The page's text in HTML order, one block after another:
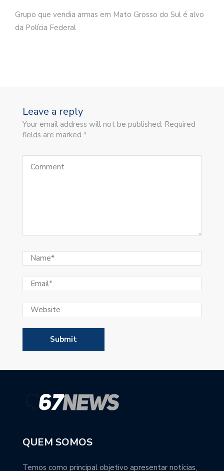
Grupo que vendia armas em Mato Grosso do Sul é alvo
da Polícia Federal
Leave a reply
Your email address will not be published. Required
fields are marked *
QUEM SOMOS
Temos como principal objetivo apresentar notícias,